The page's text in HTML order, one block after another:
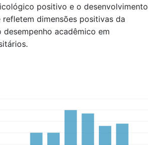
positivo e o desenvolvimento
dimensões positivas da
desempenho acadêmico em